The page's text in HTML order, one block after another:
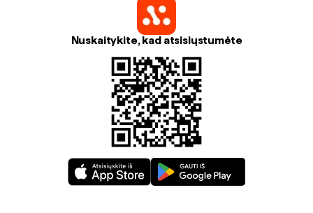
Nuskaitykite, kad atsisiųstumėte